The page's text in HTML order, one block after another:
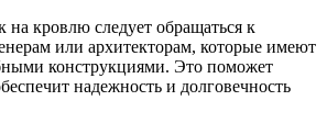
на кровлю следует обращаться к
или архитекторам, которые имеют
конструкциями. Это поможет
надежность и долговечность